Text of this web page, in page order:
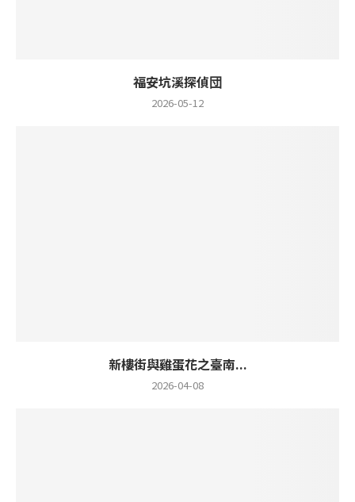
福安坑溪探偵団
2026-05-12
新樓街與雞蛋花之臺南...
2026-04-08